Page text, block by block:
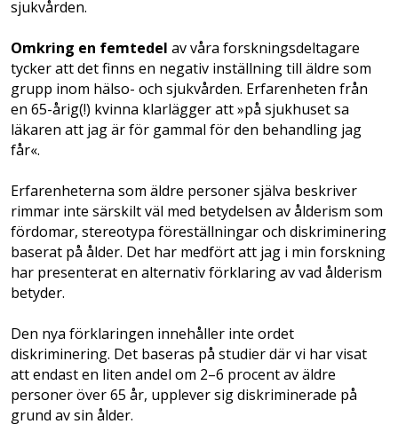
sjukvården.
Omkring en femtedel av våra forskningsdeltagare
tycker att det finns en negativ inställning till äldre som
grupp inom hälso- och sjukvården. Erfarenheten­­ ­från
en 65-årig(!) kvinna klarlägger att »på sjukhuset sa
läkaren att jag är för gammal för den behandling jag
får«.
Erfarenheterna som äldre personer själva ­beskriver
rimmar inte särskilt väl med betydelsen av ålderism som
fördomar, stereotypa föreställningar och diskriminering
baserat på ålder. Det har medfört att jag i min forskning
har presenterat en alternativ förklaring av vad ålderism
betyder.
Den nya förklaringen innehåller inte ordet
diskriminering. Det baseras på studier där vi har visat
att endast en liten andel om 2–6 procent av äldre
personer över 65 år, upp­lever sig diskriminerade på
grund av sin ålder.